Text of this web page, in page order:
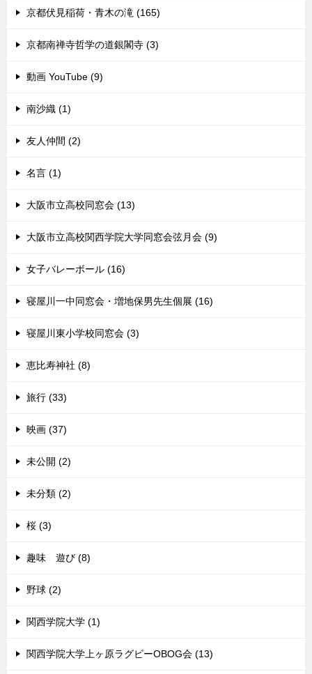
京都伏見稲荷・青木の滝 (165)
京都南禅寺哲学の道銀閣寺 (3)
動画 YouTube (9)
南沙織 (1)
友人仲間 (2)
名言 (1)
大阪市立高校同窓会 (13)
大阪市立高校関西学院大学同窓会弦月会 (9)
女子バレーボール (16)
寝屋川一中同窓会・増地保男先生個展 (16)
寝屋川東小学校同窓会 (3)
恵比寿神社 (8)
旅行 (33)
映画 (37)
未公開 (2)
未分類 (2)
桜 (3)
趣味 遊び (8)
野球 (2)
関西学院大学 (1)
関西学院大学上ヶ原ラグビーOBOG会 (13)